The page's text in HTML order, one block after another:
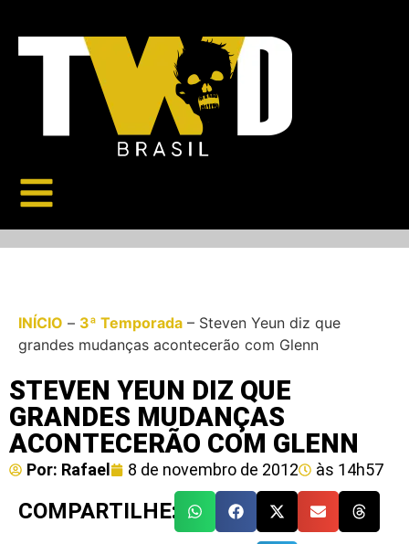
INÍCIO – 3ª Temporada – Steven Yeun diz que
grandes mudanças acontecerão com Glenn
STEVEN YEUN DIZ QUE
GRANDES MUDANÇAS
ACONTECERÃO COM GLENN
Por: Rafael 8 de novembro de 2012 às 14h57
COMPARTILHE: